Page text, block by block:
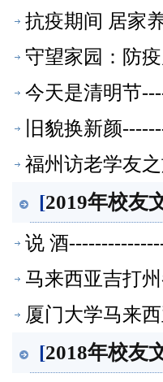
抗疫期间 居家
守望家园：防
今天是清明节
旧貌换新颜
福州访老学友
[2019年校友
说 酒
马来西亚吉打
厦门大学马来
萃】
[2018年校友